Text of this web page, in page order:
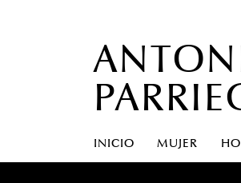
INICIO MUJER